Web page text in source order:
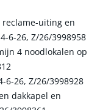
uiting en
6-26, Z/26/3998958
4 noodlokalen op
6-26, Z/26/3998928
dakkapel en